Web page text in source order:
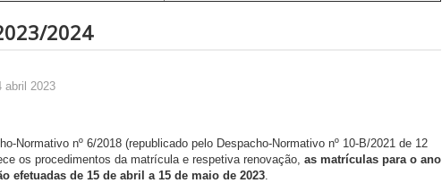
2024
abril 2023
Normativo nº 6/2018 (republicado pelo Despacho-Normativo nº 10-B/2021 de 12
os procedimentos da matrícula e respetiva renovação, as matrículas para o ano
efetuadas de 15 de abril a 15 de maio de 2023.